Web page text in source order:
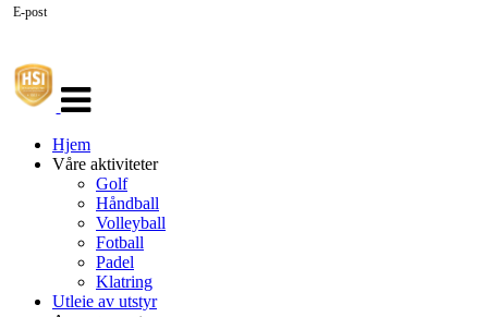
navigasjon
Hjem
Våre aktiviteter
Golf
Håndball
Volleyball
Fotball
Padel
Klatring
Utleie av utstyr
E-post